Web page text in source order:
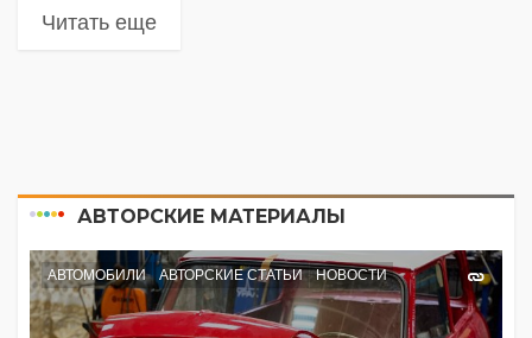
Читать еще
АВТОРСКИЕ МАТЕРИАЛЫ
АВТОМОБИЛИ АВТОРСКИЕ СТАТЬИ НОВОСТИ